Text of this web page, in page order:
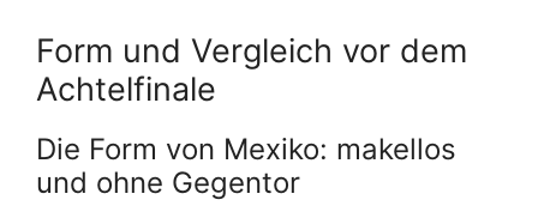
Form und Vergleich vor dem
Achtelfinale
Die Form von Mexiko: makellos
und ohne Gegentor